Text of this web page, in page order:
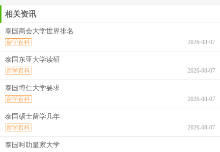
相关资讯
泰国商会大学世界排名
2026-08-07
留学百科
泰国东亚大学读研
2026-08-07
留学百科
泰国博仁大学要求
2026-08-07
留学百科
泰国硕士留学几年
2026-08-07
留学百科
泰国呵叻皇家大学